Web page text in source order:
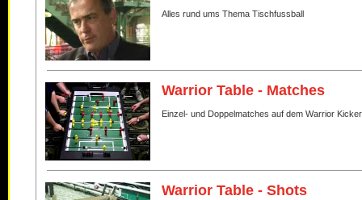
Alles rund ums Thema Tischfussball
Warrior Table - Matches
Einzel- und Doppelmatches auf dem Warrior Kicker
Warrior Table - Shots